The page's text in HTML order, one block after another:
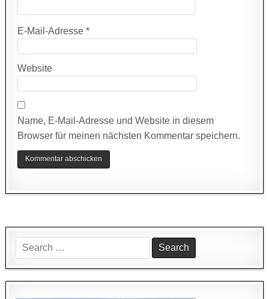
E-Mail-Adresse*
Website
Name, E-Mail-Adresse und Website in diesem
Browser für meinen nächsten Kommentar speichern.
Search
for: